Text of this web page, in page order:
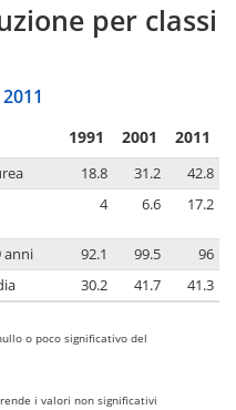
per classi
1991 2001 2011
18.8 31.2
42.8
4 6.6 17.2
anni 92.1 99.5
96
30.2 41.7 41.3
o poco significativo del
i valori non significativi